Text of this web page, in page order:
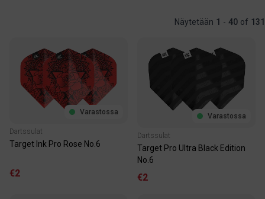
Näytetään 1 - 40 of 131
Varastossa
Dartssulat
Target Ink Pro Rose No.6
€2
Varastossa
Dartssulat
Target Pro Ultra Black Edition
No.6
€2